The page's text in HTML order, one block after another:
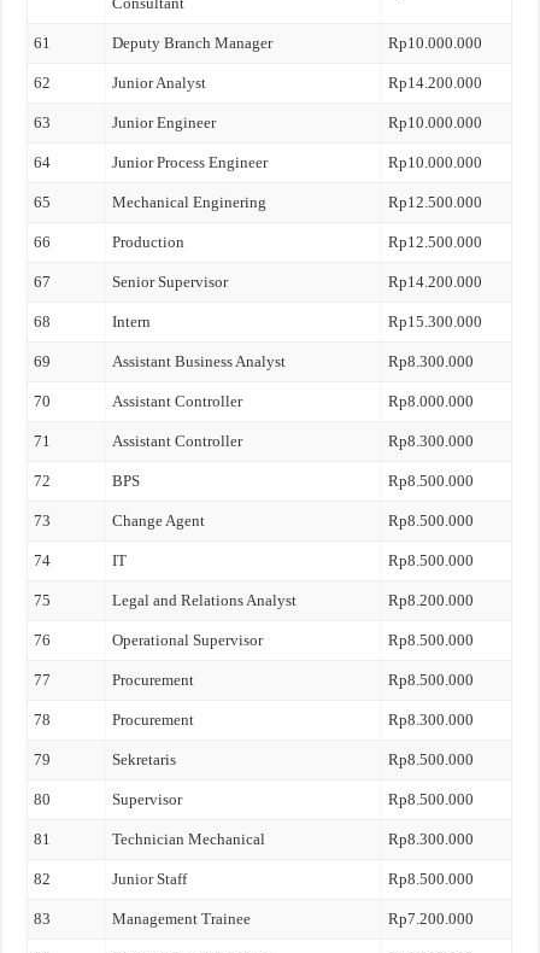
61 Deputy Branch Manager Rp10.000.000
62 Junior Analyst Rp14.200.000
63 Junior Engineer Rp10.000.000
64 Junior Process Engineer Rp10.000.000
65 Mechanical Enginering Rp12.500.000
66 Production Rp12.500.000
67 Senior Supervisor Rp14.200.000
68 Intern Rp15.300.000
69 Assistant Business Analyst Rp8.300.000
70 Assistant Controller Rp8.000.000
71 Assistant Controller Rp8.300.000
72 BPS Rp8.500.000
73 Change Agent Rp8.500.000
74 IT Rp8.500.000
75 Legal and Relations Analyst Rp8.200.000
76 Operational Supervisor Rp8.500.000
77 Procurement Rp8.500.000
78 Procurement Rp8.300.000
79 Sekretaris Rp8.500.000
80 Supervisor Rp8.500.000
81 Technician Mechanical Rp8.300.000
82 Junior Staff Rp8.500.000
83 Management Trainee Rp7.200.000